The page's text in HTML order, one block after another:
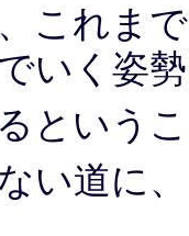
これま
いく姿
という
い道に